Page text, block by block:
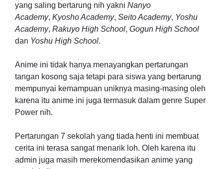
yang saling bertarung nih yakni Nanyo
Academy, Kyosho Academy, Seito Academy, Yoshu
Academy, Rakuyo High School, Gogun High School
dan Yoshu High School.
Anime ini tidak hanya menayangkan pertarungan
tangan kosong saja tetapi para siswa yang bertarung
mempunyai kemampuan uniknya masing-masing oleh
karena itu anime ini juga termasuk dalam genre Super
Power nih.
Pertarungan 7 sekolah yang tiada henti ini membuat
cerita ini terasa sangat menarik loh. Oleh karena itu
admin juga masih merekomendasikan anime yang